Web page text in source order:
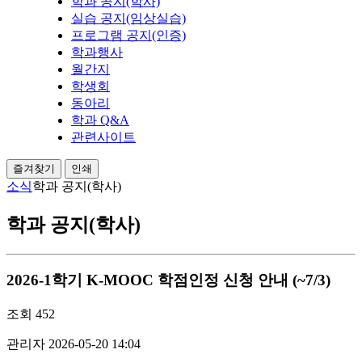
실습 공지(임상실습)
프로그램 공지(인증)
학과행사
월간지
학생회
동아리
학과 Q&A
관련사이트
즐겨찾기 인쇄
소식학과 공지(학사)
학과 공지(학사)
2026-1학기 K-MOOC 학점인정 신청 안내 (~7/3)
조회 452
관리자 2026-05-20 14:04